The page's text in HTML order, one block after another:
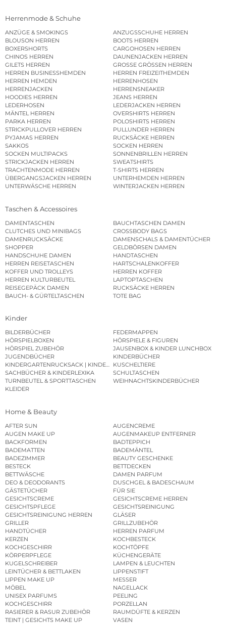
Herrenmode & Schuhe
ANZÜGE & SMOKINGS
ANZUGSSCHUHE HERREN
BLOUSON HERREN
BOOTS HERREN
BOXERSHORTS
CARGOHOSEN HERREN
CHINOS HERREN
DAUNENJACKEN HERREN
GILETS HERREN
GROSSE GRÖSSEN HERREN
HERREN BUSINESSHEMDEN
HERREN FREIZEITHEMDEN
HERREN HEMDEN
HERRENHOSEN
HERRENJACKEN
HERRENSNEAKER
HOODIES HERREN
JEANS HERREN
LEDERHOSEN
LEDERJACKEN HERREN
MÄNTEL HERREN
OVERSHIRTS HERREN
PARKA HERREN
POLOSHIRTS HERREN
STRICKPULLOVER HERREN
PULLUNDER HERREN
PYJAMAS HERREN
RUCKSÄCKE HERREN
SAKKOS
SOCKEN HERREN
SOCKEN MULTIPACKS
SONNENBRILLEN HERREN
STRICKJACKEN HERREN
SWEATSHIRTS
TRACHTENMODE HERREN
T-SHIRTS HERREN
ÜBERGANGSJACKEN HERREN
UNTERHEMDEN HERREN
UNTERWÄSCHE HERREN
WINTERJACKEN HERREN
Taschen & Accessoires
DAMENTASCHEN
BAUCHTASCHEN DAMEN
CLUTCHES UND MINIBAGS
CROSSBODY BAGS
DAMENRUCKSÄCKE
DAMENSCHALS & DAMENTÜCHER
SHOPPER
GELDBÖRSEN DAMEN
HANDSCHUHE DAMEN
HANDTASCHEN
HERREN REISETASCHEN
HARTSCHALENKOFFER
KOFFER UND TROLLEYS
HERREN KOFFER
HERREN KULTURBEUTEL
LAPTOPTASCHEN
REISEGEPÄCK DAMEN
RUCKSÄCKE HERREN
BAUCH- & GÜRTELTASCHEN
TOTE BAG
Kinder
BILDERBÜCHER
FEDERMAPPEN
HÖRSPIELBOXEN
HÖRSPIELE & FIGUREN
HÖRSPIEL ZUBEHÖR
JAUSENBOX & KINDER LUNCHBOX
JUGENDBÜCHER
KINDERBÜCHER
KINDERGARTENRUCKSACK | KINDERGARTENBEUTEL
KUSCHELTIERE
SACHBÜCHER & KINDERLEXIKA
SCHULTASCHEN
TURNBEUTEL & SPORTTASCHEN
WEIHNACHTSKINDERBÜCHER
KLEIDER
Home & Beauty
AFTER SUN
AUGENCREME
AUGEN MAKE UP
AUGENMAKEUP ENTFERNER
BACKFORMEN
BADTEPPICH
BADEMATTEN
BADEMÄNTEL
BADEZIMMER
BEAUTY GESCHENKE
BESTECK
BETTDECKEN
BETTWÄSCHE
DAMEN PARFUM
DEO & DEODORANTS
DUSCHGEL & BADESCHAUM
GÄSTETÜCHER
FÜR SIE
GESICHTSCREME
GESICHTSCREME HERREN
GESICHTSPFLEGE
GESICHTSREINIGUNG
GESICHTSREINIGUNG HERREN
GLÄSER
GRILLER
GRILLZUBEHÖR
HANDTÜCHER
HERREN PARFUM
KERZEN
KOCHBESTECK
KOCHGESCHIRR
KOCHTÖPFE
KÖRPERPFLEGE
KÜCHENGERÄTE
KUGELSCHREIBER
LAMPEN & LEUCHTEN
LEINTÜCHER & BETTLAKEN
LIPPENSTIFT
LIPPEN MAKE UP
MESSER
MÖBEL
NAGELLACK
UNISEX PARFUMS
PEELING
KOCHGESCHIRR
PORZELLAN
RASIERER & RASUR ZUBEHÖR
RAUMDÜFTE & KERZEN
TEINT | GESICHTS MAKE UP
VASEN